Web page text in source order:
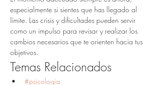
especialmente si sientes que has llegado al
límite. Las crisis y dificultades pueden servir
como un impulso para revisar y realizar los
cambios necesarios que te orienten hacia tus
objetivos.
Temas Relacionados
#psicologia